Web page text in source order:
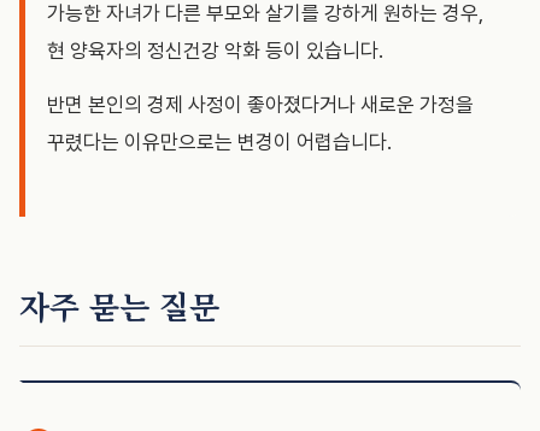
가능한 자녀가 다른 부모와 살기를 강하게 원하는 경우,
현 양육자의 정신건강 악화 등이 있습니다.
반면 본인의 경제 사정이 좋아졌다거나 새로운 가정을
꾸렸다는 이유만으로는 변경이 어렵습니다.
자주 묻는 질문